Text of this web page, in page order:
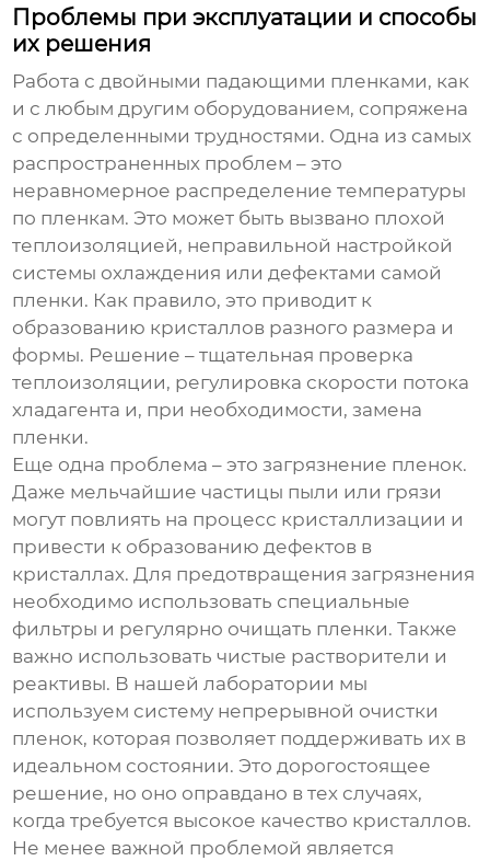
Проблемы при эксплуатации и способы
их решения
Работа сдвойными падающими пленками, как
и с любым другим оборудованием, сопряжена
с определенными трудностями. Одна из самых
распространенных проблем – это
неравномерное распределение температуры
по пленкам. Это может быть вызвано плохой
теплоизоляцией, неправильной настройкой
системы охлаждения или дефектами самой
пленки. Как правило, это приводит к
образованию кристаллов разного размера и
формы. Решение – тщательная проверка
теплоизоляции, регулировка скорости потока
хладагента и, при необходимости, замена
пленки.
Еще одна проблема – это загрязнение пленок.
Даже мельчайшие частицы пыли или грязи
могут повлиять на процесс кристаллизации и
привести к образованию дефектов в
кристаллах. Для предотвращения загрязнения
необходимо использовать специальные
фильтры и регулярно очищать пленки. Также
важно использовать чистые растворители и
реактивы. В нашей лаборатории мы
используем систему непрерывной очистки
пленок, которая позволяет поддерживать их в
идеальном состоянии. Это дорогостоящее
решение, но оно оправдано в тех случаях,
когда требуется высокое качество кристаллов.
Не менее важной проблемой является